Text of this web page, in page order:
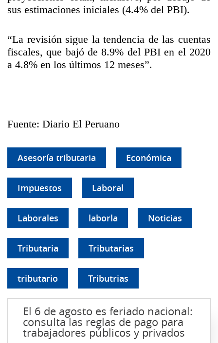
sus estimaciones iniciales (4.4% del PBI).
“La revisión sigue la tendencia de las cuentas
fiscales, que bajó de 8.9% del PBI en el 2020
a 4.8% en los últimos 12 meses”.
Fuente: Diario El Peruano
Asesoría tributaria Económica
Impuestos Laboral
Laborales laborla Noticias
Tributaria Tributarias
tributario Tributrias
El 6 de agosto es feriado nacional:
consulta las reglas de pago para
trabajadores públicos y privados